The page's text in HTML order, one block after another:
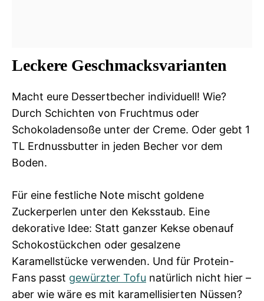
Leckere Geschmacksvarianten
Macht eure Dessertbecher individuell! Wie?
Durch Schichten von Fruchtmus oder
Schokoladensoße unter der Creme. Oder gebt 1
TL Erdnussbutter in jeden Becher vor dem
Boden.
Für eine festliche Note mischt goldene
Zuckerperlen unter den Keksstaub. Eine
dekorative Idee: Statt ganzer Kekse obenauf
Schokostückchen oder gesalzene
Karamellstücke verwenden. Und für Protein-
Fans passt gewürzter Tofu natürlich nicht hier –
aber wie wäre es mit karamellisierten Nüssen?